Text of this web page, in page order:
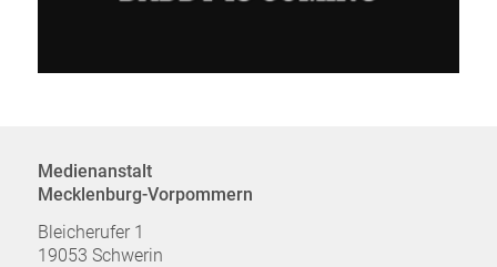
Medienanstalt
Mecklenburg-Vorpommern
Bleicherufer 1
19053 Schwerin